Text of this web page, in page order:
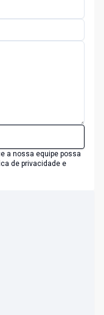
a nossa equipe possa
de privacidade e